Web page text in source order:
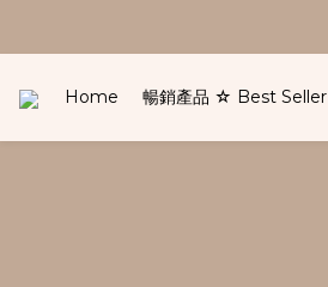
Home 暢銷產品 ☆ Best Seller